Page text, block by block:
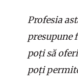
Profesia
presupune
poți să
poți